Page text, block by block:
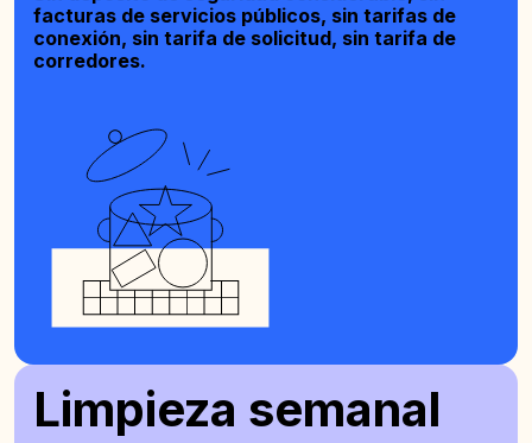
facturas de servicios públicos, sin tarifas de
conexión, sin tarifa de solicitud, sin tarifa de
corredores.
Limpieza semanal